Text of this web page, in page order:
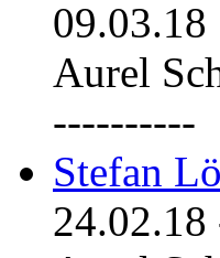
09.03.18
Aurel
----------
Stefan
24.02.18